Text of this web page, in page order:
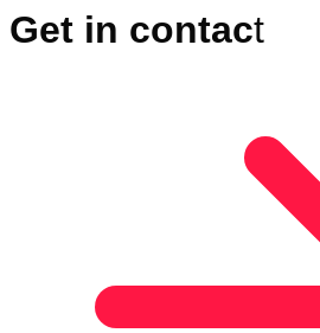
Get in contact